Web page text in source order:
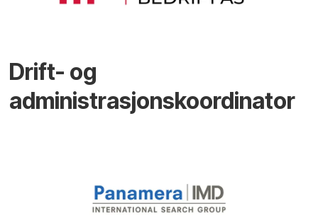
Drift- og
administrasjonskoordinator